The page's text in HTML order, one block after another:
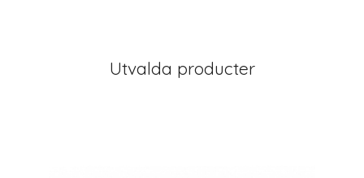
Utvalda producter